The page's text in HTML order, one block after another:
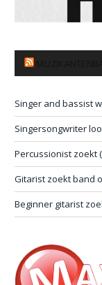
Singer and bassist
Singersongwriter
Percussionist zoekt
Gitarist zoekt band
Beginner gitarist